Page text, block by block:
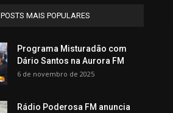
POSTS MAIS POPULARES
Programa Misturadão com
Dário Santos na Aurora FM
6 de novembro de 2025
Rádio Poderosa FM anuncia